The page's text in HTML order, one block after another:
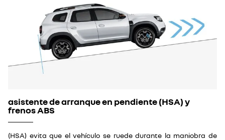
asistente de arranque en pendiente (HSA) y
frenos ABS
(HSA) evita que el vehículo se ruede durante la maniobra de